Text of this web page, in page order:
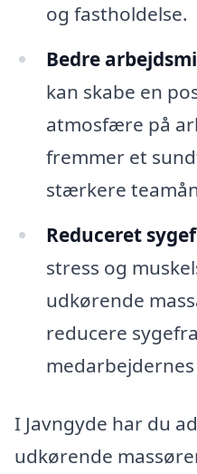
og fastholdelse.
Bedre
kan skabe en
atmosfære på
fremmer et
stærkere
Reduceret
stress og
udkørende
reducere
I Javngyde har du
udkørende